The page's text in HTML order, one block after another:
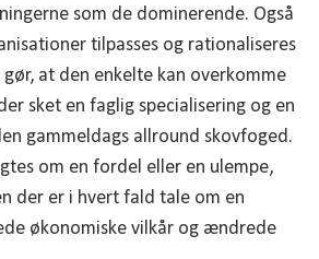
som de dominerende. Også
tilpasses og rationaliseres
at den enkelte kan overkomme
sket en faglig specialisering og en
gammeldags allround skovfoged.
om en fordel eller en ulempe,
der er i hvert fald tale om en
økonomiske vilkår og ændrede